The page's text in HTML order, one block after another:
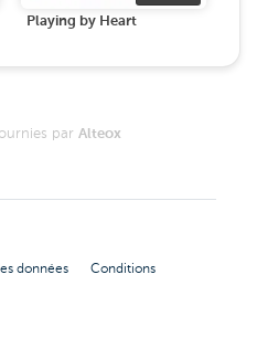
Playing by Heart
par Alteox
données Conditions